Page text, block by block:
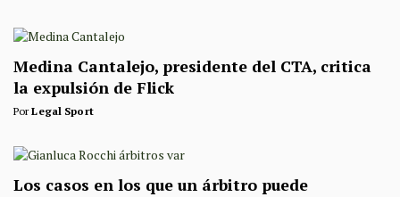
Medina Cantalejo, presidente del CTA, critica
la expulsión de Flick
PorLegal Sport
Los casos en los que un árbitro puede